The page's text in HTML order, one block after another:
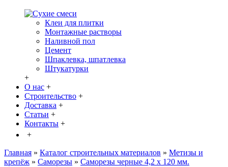
Клеи для плитки
Монтажные растворы
Наливной пол
Цемент
Шпаклевка, шпатлевка
Штукатурки
+
О нас +
Строительство +
Доставка +
Статьи +
Контакты +
+
Главная » Каталог строительных материалов » Метизы и
крепёж » Саморезы » Саморезы черные 4,2 х 120 мм.